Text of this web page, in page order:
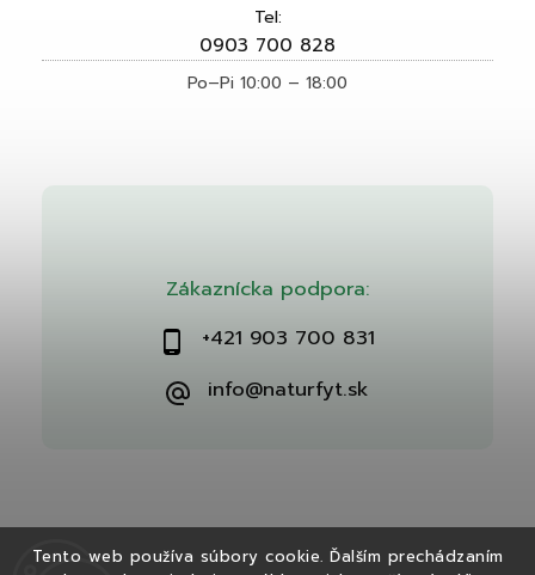
Tento web používa súbory cookie. Ďalším prechádzaním
Zákaznícka podpora:
+421 903 700 831
info@naturfyt.sk
Tel:
0903 700 828
Po–Pi 10:00 – 18:00